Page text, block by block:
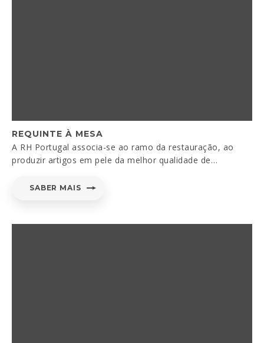
REQUINTE À MESA
A RH Portugal associa-se ao ramo da restauração, ao
produzir artigos em pele da melhor qualidade de…
SABER MAIS